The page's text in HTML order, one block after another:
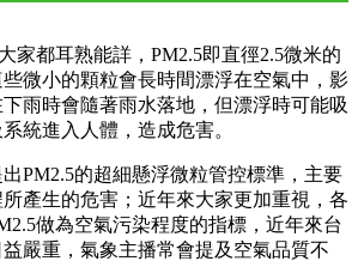
家都耳熟能詳，PM2.5即直徑2.5微米的
微小的顆粒會長時間漂浮在空氣中，影
雨時會隨著雨水落地，但漂浮時可能吸
統進入人體，造成危害。
PM2.5的超細懸浮微粒管控標準，主要
產生的危害；近年來大家更加重視，各
做為空氣污染程度的指標，近年來台
嚴重，氣象主播常會提及空氣品質不